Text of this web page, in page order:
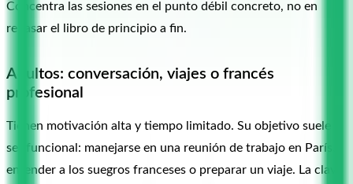
Concentra las sesiones en el punto débil concreto, no en
repasar el libro de principio a fin.
Adultos: conversación, viajes o francés
profesional
Tienen motivación alta y tiempo limitado. Su objetivo suele
ser funcional: manejarse en una reunión de trabajo en París,
entender a los suegros franceses o preparar un viaje. La clave